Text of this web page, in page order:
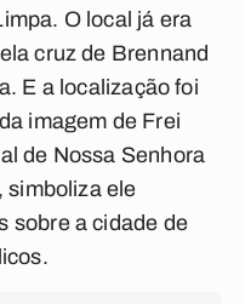
O local já era
cruz de Brennand
E a localização foi
imagem de Frei
de Nossa Senhora
simboliza ele
sobre a cidade de